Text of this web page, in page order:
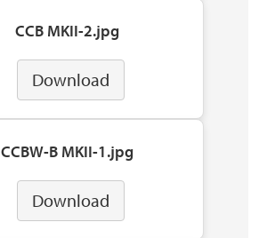
CCB MKII-2.jpg
Download
CCBW-B MKII-1.jpg
Download